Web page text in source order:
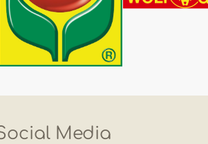
Media